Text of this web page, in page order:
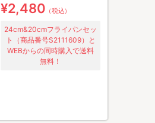
¥2,480 （税込）
24cm&20cmフライパンセッ
ト（商品番号S2111609）と
WEBからの同時購入で送料
無料！